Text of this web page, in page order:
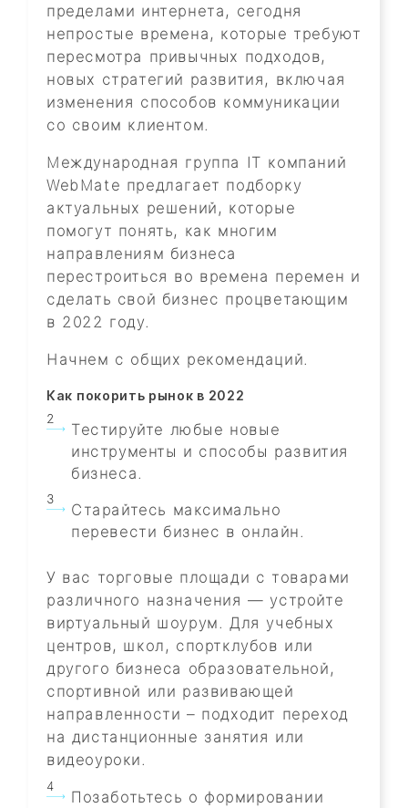
пределами интернета, сегодня
непростые времена, которые требуют
пересмотра привычных подходов,
новых стратегий развития, включая
изменения способов коммуникации
со своим клиентом.
Международная группа IT компаний
WebMate предлагает подборку
актуальных решений, которые
помогут понять, как многим
направлениям бизнеса
перестроиться во времена перемен и
сделать свой бизнес процветающим
в 2022 году.
Начнем с общих рекомендаций.
Как покорить рынок в 2022
Тестируйте любые новые
инструменты и способы развития
бизнеса.
Старайтесь максимально
перевести бизнес в онлайн.
У вас торговые площади с товарами
различного назначения — устройте
виртуальный шоурум. Для учебных
центров, школ, спортклубов или
другого бизнеса образовательной,
спортивной или развивающей
направленности – подходит переход
на дистанционные занятия или
видеоуроки.
Позаботьтесь о формировании